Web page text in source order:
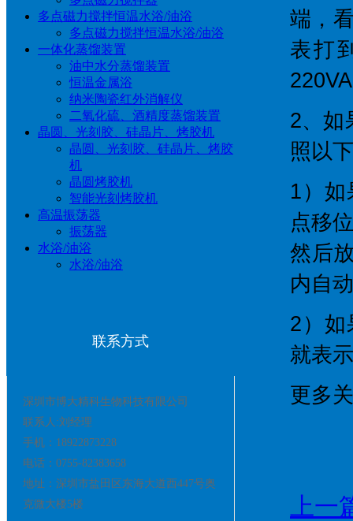
多点磁力搅拌恒温水浴/油浴
多点磁力搅拌恒温水浴/油浴
一体化蒸馏装置
油中水分蒸馏装置
恒温金属浴
纳米陶瓷红外消解仪
二氧化硫、酒精度蒸馏装置
晶圆、光刻胶、硅晶片、烤胶机
晶圆、光刻胶、硅晶片、烤胶
机
晶圆烤胶机
智能光刻烤胶机
高温振荡器
振荡器
水浴/油浴
水浴/油浴
联系方式
深圳市博大精科生物科技有限公司
联系人:刘经理
手机：18922873228
电话：0755-82383658
地址：深圳市盐田区东海大道西447号奥
克微大楼5楼
端，
表打
2、如
照以
1）如
点移
然后
内自
2）如
就表
更多
上一